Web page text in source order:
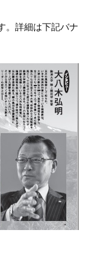
。詳細は下記バナ